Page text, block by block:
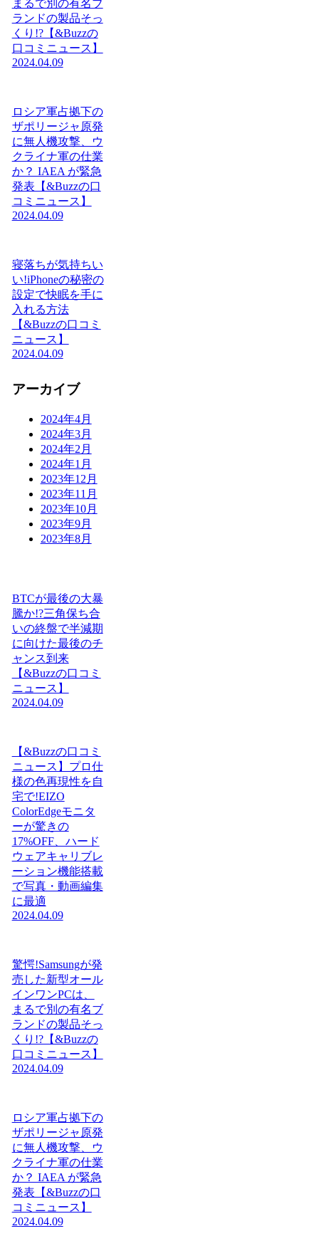
まるで別の有名ブ
ランドの製品そっ
くり!?【&Buzzの
口コミニュース】
2024.04.09
ロシア軍占拠下の
ザポリージャ原発
に無人機攻撃、ウ
クライナ軍の仕業
か？ IAEA が緊急
発表【&Buzzの口
コミニュース】
2024.04.09
寝落ちが気持ちい
い!iPhoneの秘密の
設定で快眠を手に
入れる方法
【&Buzzの口コミ
ニュース】
2024.04.09
アーカイブ
2024年4月
2024年3月
2024年2月
2024年1月
2023年12月
2023年11月
2023年10月
2023年9月
2023年8月
BTCが最後の大暴
騰か!?三角保ち合
いの終盤で半減期
に向けた最後のチ
ャンス到来
【&Buzzの口コミ
ニュース】
2024.04.09
【&Buzzの口コミ
ニュース】プロ仕
様の色再現性を自
宅で!EIZO
ColorEdgeモニタ
ーが驚きの
17%OFF、ハード
ウェアキャリブレ
ーション機能搭載
で写真・動画編集
に最適
2024.04.09
驚愕!Samsungが発
売した新型オール
インワンPCは、
まるで別の有名ブ
ランドの製品そっ
くり!?【&Buzzの
口コミニュース】
2024.04.09
ロシア軍占拠下の
ザポリージャ原発
に無人機攻撃、ウ
クライナ軍の仕業
か？ IAEA が緊急
発表【&Buzzの口
コミニュース】
2024.04.09